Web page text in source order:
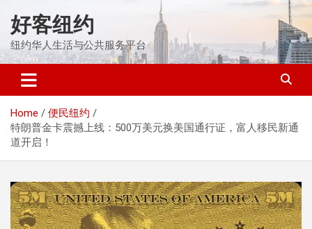
content
好客纽约
纽约华人生活与公共服务平台
Home
便民纽约
特朗普金卡震撼上线：500万美元换美国通行证，富人移民新通
道开启！